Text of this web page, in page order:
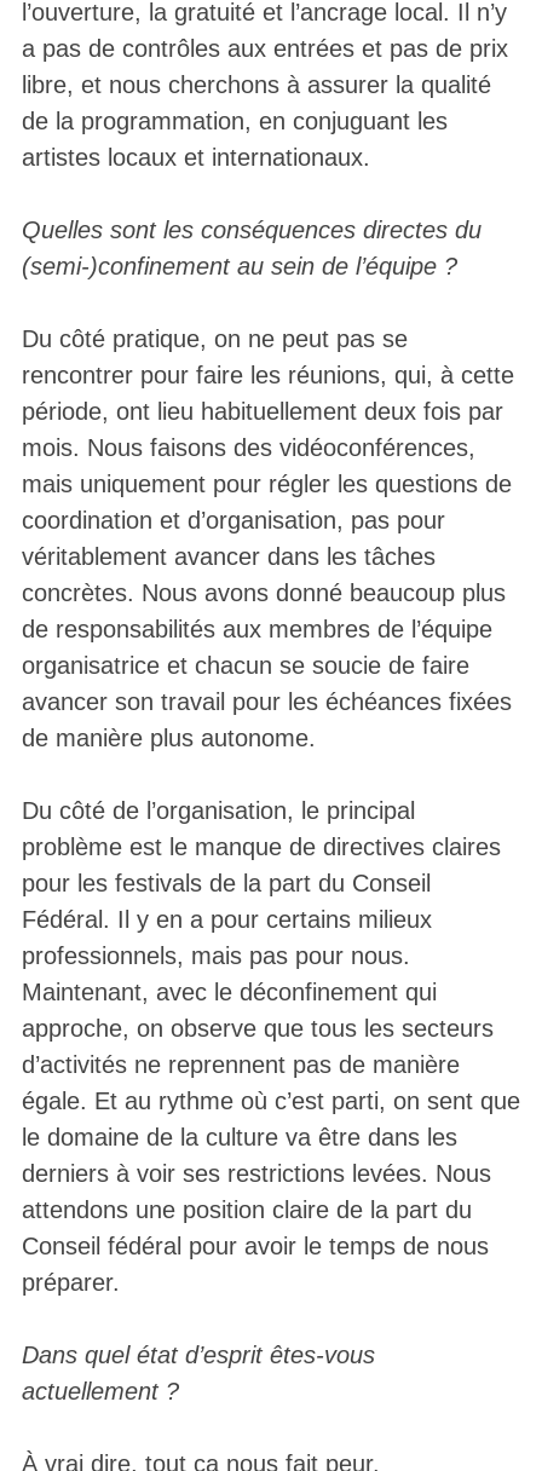
l’ouverture, la gratuité et l’ancrage local. Il n’y
a pas de contrôles aux entrées et pas de prix
libre, et nous cherchons à assurer la qualité
de la programmation, en conjuguant les
artistes locaux et internationaux.
Quelles sont les conséquences directes du
(semi-)confinement au sein de l’équipe ?
Du côté pratique, on ne peut pas se
rencontrer pour faire les réunions, qui, à cette
période, ont lieu habituellement deux fois par
mois. Nous faisons des vidéoconférences,
mais uniquement pour régler les questions de
coordination et d’organisation, pas pour
véritablement avancer dans les tâches
concrètes. Nous avons donné beaucoup plus
de responsabilités aux membres de l’équipe
organisatrice et chacun se soucie de faire
avancer son travail pour les échéances fixées
de manière plus autonome.
Du côté de l’organisation, le principal
problème est le manque de directives claires
pour les festivals de la part du Conseil
Fédéral. Il y en a pour certains milieux
professionnels, mais pas pour nous.
Maintenant, avec le déconfinement qui
approche, on observe que tous les secteurs
d’activités ne reprennent pas de manière
égale. Et au rythme où c’est parti, on sent que
le domaine de la culture va être dans les
derniers à voir ses restrictions levées. Nous
attendons une position claire de la part du
Conseil fédéral pour avoir le temps de nous
préparer.
Dans quel état d’esprit êtes-vous
actuellement ?
À vrai dire, tout ça nous fait peur.